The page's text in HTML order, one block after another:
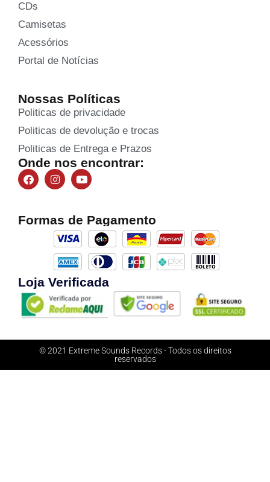
CDs
Camisetas
Acessórios
Portal de Notícias
Nossas Políticas
Politicas de privacidade
Politicas de devolução e trocas
Politicas de Entrega e Prazos
Onde nos encontrar:
Formas de Pagamento
Loja Verificada
© 2021 Extreme Sounds Records - Todos os direitos
reservados